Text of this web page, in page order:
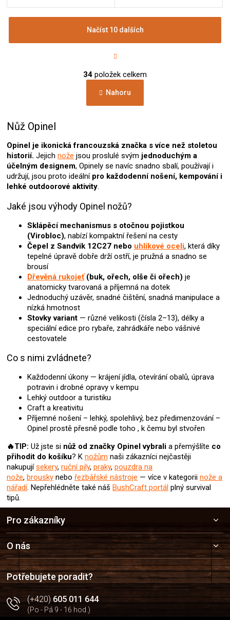
v
á
d
p
r
v
k
y
ý
p
i
s
u
Načíst 10 dalších
t
á
n
k
v
34 položek celkem
Nahoru
Nůž Opinel
Opinel je ikonická francouzská značka s více než stoletou
historií. Jejich nože jsou proslulé svým jednoduchým a
účelným designem, Opinely se navíc snadno sbalí, používají i
udržují, jsou proto ideální pro každodenní nošení, kempování i
lehké outdoorové aktivity.
Jaké jsou výhody Opinel nožů?
Sklápěcí mechanismus s otočnou pojistkou
(Virobloc), nabízí kompaktní řešení na cesty
Čepel z Sandvik 12C27 nebo uhlíkové oceli, která díky
tepelné úpravě dobře drží ostří, je pružná a snadno se
brousí
Dřevěná rukojeť(buk, ořech, olše či ořech) je
anatomicky tvarovaná a příjemná na dotek
Jednoduchý uzávěr, snadné čištění, snadná manipulace a
nízká hmotnost
Stovky variant — různé velikosti (čísla 2–13), délky a
speciální edice pro rybaře, zahrádkáře nebo vášnivé
cestovatele
Co s nimi zvládnete?
Každodenní úkony — krájení jídla, otevírání obalů, úprava
potravin i drobné opravy v kempu
Lehký outdoor a turistiku
Craft a kreativitu
Příjemné nošení – lehký, spolehlivý, bez předimenzování –
Opinel prostě přesně podle toho , k čemu byl stvořen
🔥TIP: Už jste si nůž od značky Opinelvybrali a přemýšlíte co
přihodit do košíku? K nožům naši zákazníci nejčastěji
nakupujísekery, ruční pily, praky, pouzdra na
nože, brousky nebo řezbářské nástroje — více v kategorii nože a
nářadí. Nepřehlédněte také náš BushCraft portál plný survival
tipů.
a
t
í
Pro zákazníky
O nás
Potřebujete poradit?
(+420)605 011 644
(Po - Pá 9 - 16 hod.)